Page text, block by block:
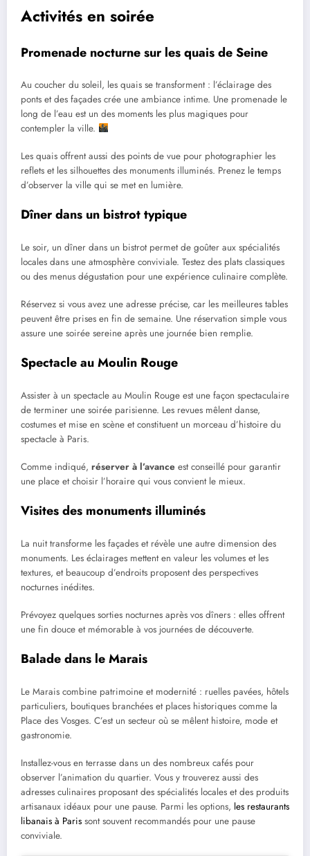
Activités en soirée
Promenade nocturne sur les quais de Seine
Au coucher du soleil, les quais se transforment : l’éclairage des
ponts et des façades crée une ambiance intime. Une promenade le
long de l’eau est un des moments les plus magiques pour
contempler la ville.
Les quais offrent aussi des points de vue pour photographier les
reflets et les silhouettes des monuments illuminés. Prenez le temps
d’observer la ville qui se met en lumière.
Dîner dans un bistrot typique
Le soir, un dîner dans un bistrot permet de goûter aux spécialités
locales dans une atmosphère conviviale. Testez des plats classiques
ou des menus dégustation pour une expérience culinaire complète.
Réservez si vous avez une adresse précise, car les meilleures tables
peuvent être prises en fin de semaine. Une réservation simple vous
assure une soirée sereine après une journée bien remplie.
Spectacle au Moulin Rouge
Assister à un spectacle au Moulin Rouge est une façon spectaculaire
de terminer une soirée parisienne. Les revues mêlent danse,
costumes et mise en scène et constituent un morceau d’histoire du
spectacle à Paris.
Comme indiqué, réserver à l’avance est conseillé pour garantir
une place et choisir l’horaire qui vous convient le mieux.
Visites des monuments illuminés
La nuit transforme les façades et révèle une autre dimension des
monuments. Les éclairages mettent en valeur les volumes et les
textures, et beaucoup d’endroits proposent des perspectives
nocturnes inédites.
Prévoyez quelques sorties nocturnes après vos dîners : elles offrent
une fin douce et mémorable à vos journées de découverte.
Balade dans le Marais
Le Marais combine patrimoine et modernité : ruelles pavées, hôtels
particuliers, boutiques branchées et places historiques comme la
Place des Vosges. C’est un secteur où se mêlent histoire, mode et
gastronomie.
Installez-vous en terrasse dans un des nombreux cafés pour
observer l’animation du quartier. Vous y trouverez aussi des
adresses culinaires proposant des spécialités locales et des produits
artisanaux idéaux pour une pause. Parmi les options, les restaurants
libanais à Paris sont souvent recommandés pour une pause
conviviale.